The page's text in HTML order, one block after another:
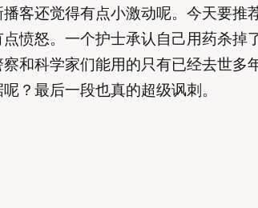
客还觉得有点小激动呢。今天要推
愤怒。一个护士承认自己用药杀掉
和科学家们能用的只有已经去世多
？最后一段也真的超级讽刺。